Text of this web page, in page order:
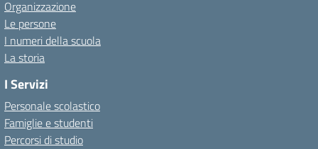
Organizzazione
Le persone
I numeri della scuola
La storia
I Servizi
Personale scolastico
Famiglie e studenti
Percorsi di studio